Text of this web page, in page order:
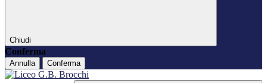
Chiudi
Conferma
Annulla Conferma